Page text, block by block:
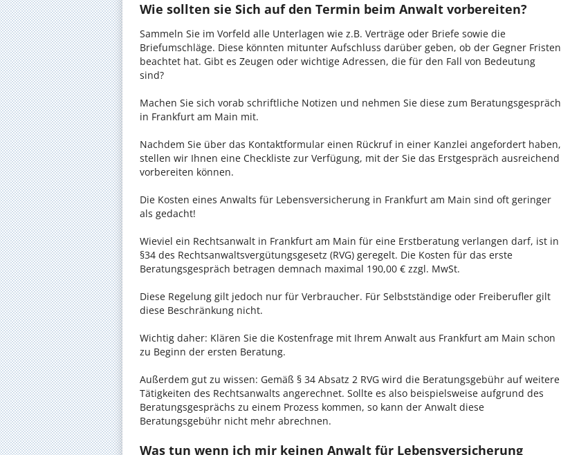
Wie sollten sie Sich auf den Termin beim Anwalt vorbereiten?
Sammeln Sie im Vorfeld alle Unterlagen wie z.B. Verträge oder Briefe sowie die
Briefumschläge. Diese könnten mitunter Aufschluss darüber geben, ob der Gegner Fristen
beachtet hat. Gibt es Zeugen oder wichtige Adressen, die für den Fall von Bedeutung
sind?
Machen Sie sich vorab schriftliche Notizen und nehmen Sie diese zum Beratungsgespräch
in Frankfurt am Main mit.
Nachdem Sie über das Kontaktformular einen Rückruf in einer Kanzlei angefordert haben,
stellen wir Ihnen eine Checkliste zur Verfügung, mit der Sie das Erstgespräch ausreichend
vorbereiten können.
Die Kosten eines Anwalts für Lebensversicherung in Frankfurt am Main sind oft geringer
als gedacht!
Wieviel ein Rechtsanwalt in Frankfurt am Main für eine Erstberatung verlangen darf, ist in
§34 des Rechtsanwaltsvergütungsgesetz (RVG) geregelt. Die Kosten für das erste
Beratungsgespräch betragen demnach maximal 190,00 € zzgl. MwSt.
Diese Regelung gilt jedoch nur für Verbraucher. Für Selbstständige oder Freiberufler gilt
diese Beschränkung nicht.
Wichtig daher: Klären Sie die Kostenfrage mit Ihrem Anwalt aus Frankfurt am Main schon
zu Beginn der ersten Beratung.
Außerdem gut zu wissen: Gemäß § 34 Absatz 2 RVG wird die Beratungsgebühr auf weitere
Tätigkeiten des Rechtsanwalts angerechnet. Sollte es also beispielsweise aufgrund des
Beratungsgesprächs zu einem Prozess kommen, so kann der Anwalt diese
Beratungsgebühr nicht mehr abrechnen.
Was tun wenn ich mir keinen Anwalt für Lebensversicherung